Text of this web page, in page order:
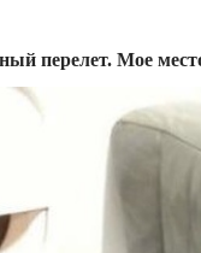
перелет. Мое